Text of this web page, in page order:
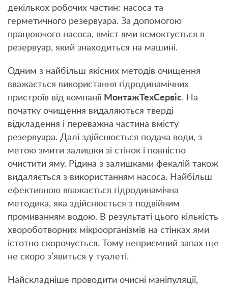
декількох робочих частин: насоса та
герметичного резервуара. За допомогою
працюючого насоса, вміст ями всмоктується в
резервуар, який знаходиться на машині.
Одним з найбільш якісних методів очищення
вважається використання гідродинамічних
пристроїв від компанії МонтажТехСервіс. На
початку очищення видаляються тверді
відкладення і переважна частина вмісту
резервуара. Далі здійснюється подача води, з
метою змити залишки зі стінок і повністю
очистити яму. Рідина з залишками фекалій також
видаляється з використанням насоса. Найбільш
ефективною вважається гідродинамічна
методика, яка здійснюється з подвійним
промиванням водою. В результаті цього кількість
хвороботворних мікроорганізмів на стінках ями
істотно скорочується. Тому неприємний запах ще
не скоро з’явиться у туалеті.
Найскладніше проводити очисні маніпуляції,